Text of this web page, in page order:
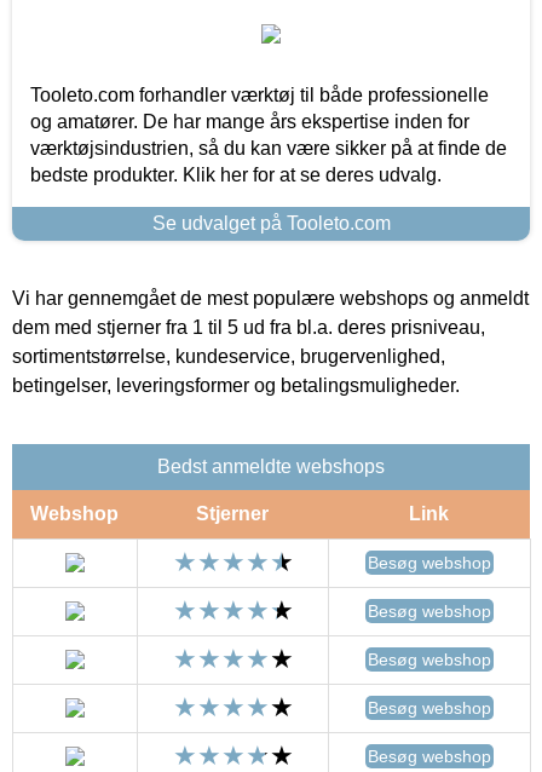
Tooleto.com forhandler værktøj til både professionelle
og amatører. De har mange års ekspertise inden for
værktøjsindustrien, så du kan være sikker på at finde de
bedste produkter. Klik her for at se deres udvalg.
Se udvalget på Tooleto.com
Vi har gennemgået de mest populære webshops og anmeldt
dem med stjerner fra 1 til 5 ud fra bl.a. deres prisniveau,
sortimentstørrelse, kundeservice, brugervenlighed,
betingelser, leveringsformer og betalingsmuligheder.
Bedst anmeldte webshops
Webshop Stjerner Link
Besøg webshop
Besøg webshop
Besøg webshop
Besøg webshop
Besøg webshop